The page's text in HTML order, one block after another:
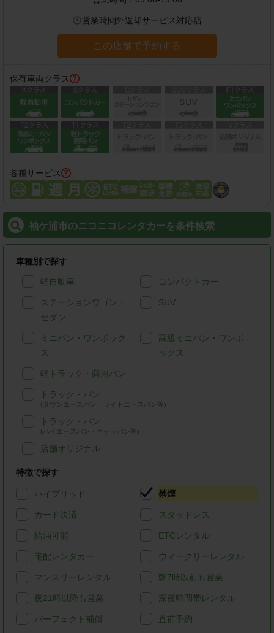
営業時間外返却サービス対応店
この店舗で予約する
保有車両クラス
各種サービス
袖ケ浦市のニコニコレンタカーを条件検索
車種別で探す
軽自動車 コンパクトカー
ステーションワゴン・
セダン
SUV
ミニバン・ワンボック
ス
高級ミニバン・ワンボ
ックス
軽トラック・商用バン
トラック・バン
(タウンエースバン、ライトエースバン等)
トラック・バン
(ハイエースバン・キャラバン等)
店舗オリジナル
特徴で探す
ハイブリッド 禁煙
カード決済 スタッドレス
給油可能 ETCレンタル
宅配レンタカー ウィークリーレンタル
マンスリーレンタル 朝7時以前も営業
夜21時以降も営業 深夜時間帯レンタル
パーフェクト補償 直前予約